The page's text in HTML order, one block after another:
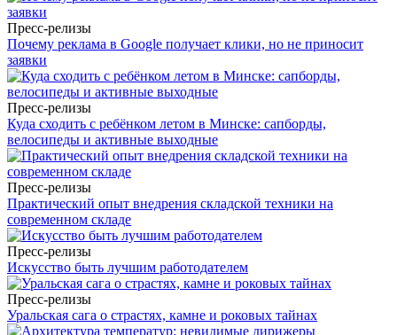
Пресс-релизы
Почему реклама в Google получает клики, но не приносит
заявки
Пресс-релизы
Куда сходить с ребёнком летом в Минске: сапборды,
велосипеды и активные выходные
Пресс-релизы
Практический опыт внедрения складской техники на
современном складе
Пресс-релизы
Искусство быть лучшим работодателем
Пресс-релизы
Уральская сага о страстях, камне и роковых тайнах